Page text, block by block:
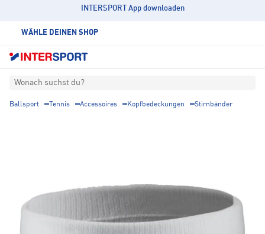
INTERSPORT App downloaden
WÄHLE DEINEN SHOP
Wonach suchst du?
Ballsport Tennis Accessoires Kopfbedeckungen Stirnbänder